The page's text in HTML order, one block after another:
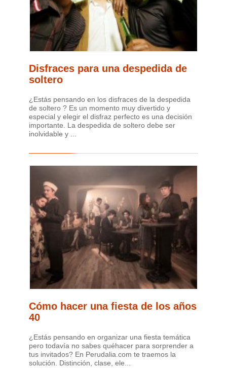
Disfraces para una despedida de
soltero
¿Estás pensando en los disfraces de la despedida
de soltero ? Es un momento muy divertido y
especial y elegir el disfraz perfecto es una decisión
importante. La despedida de soltero debe ser
inolvidable y ...
Cómo hacer una fiesta de los años
40
¿Estás pensando en organizar una fiesta temática
pero todavía no sabes quéhacer para sorprender a
tus invitados? En Perudalia.com te traemos la
solución. Distinción, clase, ele...